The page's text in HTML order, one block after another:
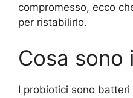
compromesso, ecco
per ristabilirlo.
Cosa
I probiotici sono